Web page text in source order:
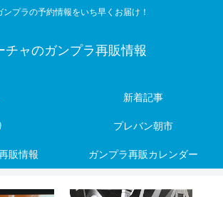
ンプラの予約情報をいち早くお届け！
チャのガンプラ再販情報
新着記事
プレバン朝市
販情報 ガンプラ再販カレンダー